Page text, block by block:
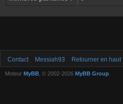
Contact Messiah93 Retourner en haut
Moteur MyBB , © 2002-2026 MyBB Group